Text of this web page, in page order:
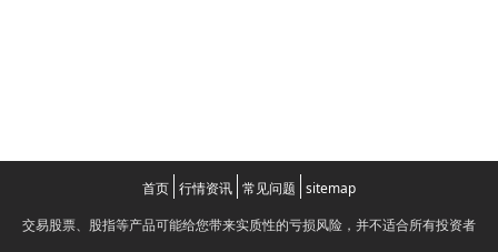
首页 行情资讯 常见问题 sitemap
交易股票、股指等产品可能给您带来实质性的亏损风险，并不适合所有投资者